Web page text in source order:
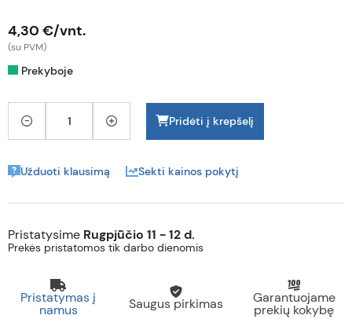
4,30 €/vnt.
(su PVM)
Prekyboje
Pridėti į krepšelį
Užduoti klausimą Sekti kainos pokytį
Pristatysime Rugpjūčio 11 - 12 d.
Prekės pristatomos tik darbo dienomis
Pristatymas į
namus Saugus pirkimas Garantuojame
prekių kokybę